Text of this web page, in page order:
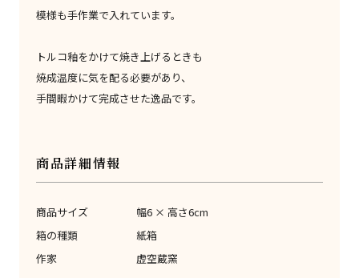
模様も手作業で入れています。
トルコ釉をかけて焼き上げるときも
焼成温度に気を配る必要があり、
手間暇かけて完成させた逸品です。
商品詳細情報
商品サイズ
幅6 × 高さ6cm
箱の種類
紙箱
作家
虚空蔵窯